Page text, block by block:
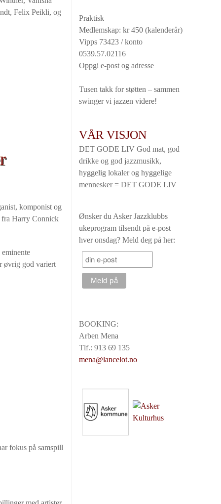
Felix Peikli, og
komponist og
fra Harry Connick
øvrig god variert
fokus på samspill
Praktisk
Medlemskap: kr 450 (kalenderår)
Vipps 73423 / konto
0539.57.02116
Oppgi e-post og adresse
Tusen takk for støtten – sammen
swinger vi jazzen videre!
VÅR VISJON
DET GODE LIV God mat, god
drikke og god jazzmusikk,
hyggelig lokaler og hyggelige
mennesker = DET GODE LIV
Ønsker du Asker Jazzklubbs
ukeprogram tilsendt på e-post
hver onsdag? Meld deg på her:
BOOKING:
Arben Mena
Tlf.: 913 69 135
mena@lancelot.no